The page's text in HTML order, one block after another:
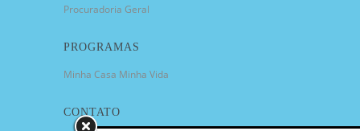
Procuradoria Geral
PROGRAMAS
Minha Casa Minha Vida
CONTATO